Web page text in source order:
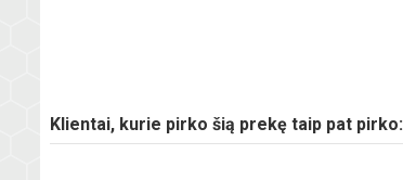
Klientai, kurie pirko šią prekę taip pat pirko: